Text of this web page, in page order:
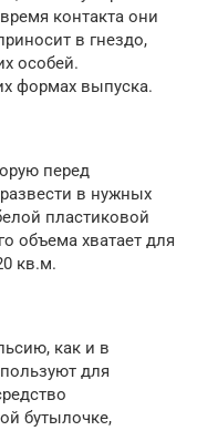
контакта они
в гнездо,
особей.
формах выпуска.
перед
в нужных
пластиковой
объема хватает для
кв.м.
как и в
для
бутылочке,